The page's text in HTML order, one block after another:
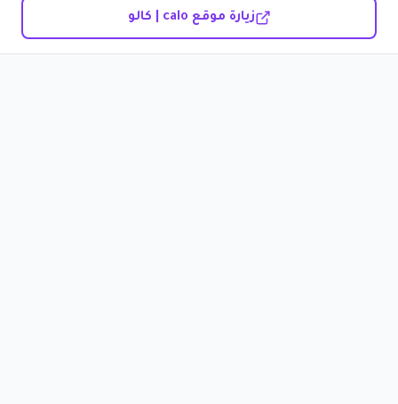
زيارة موقع calo | كالو